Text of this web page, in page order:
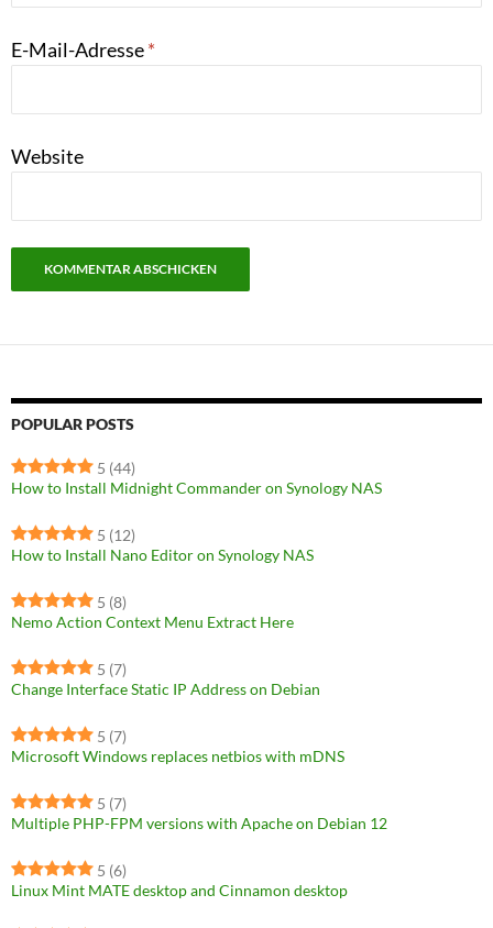
E-Mail-Adresse*
Website
POPULAR POSTS
5 (44)
How to Install Midnight Commander on Synology NAS
5 (12)
How to Install Nano Editor on Synology NAS
5 (8)
Nemo Action Context Menu Extract Here
5 (7)
Change Interface Static IP Address on Debian
5 (7)
Microsoft Windows replaces netbios with mDNS
5 (7)
Multiple PHP-FPM versions with Apache on Debian 12
5 (6)
Linux Mint MATE desktop and Cinnamon desktop